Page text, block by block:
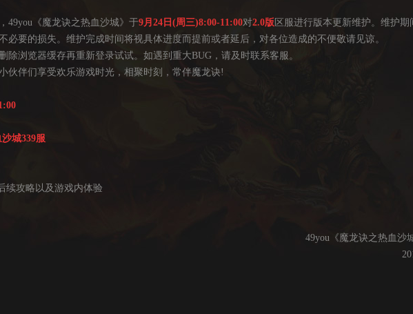
《魔龙诀之热血沙城》于9月24日(周三)8:00-11:00对2.0版 区服进行版本更新维护。维护期
必要的损失。维护完成时间将视具体进度而提前或者延后，对各位造成的不便敬请见谅。
览器缓存再重新登录试试。如遇到重大BUG，请及时联系客服。
伴们享受欢乐游戏时光，相聚时刻，常伴魔龙诀!
城339服
攻略以及游戏内体验
49you《魔龙诀之热血沙